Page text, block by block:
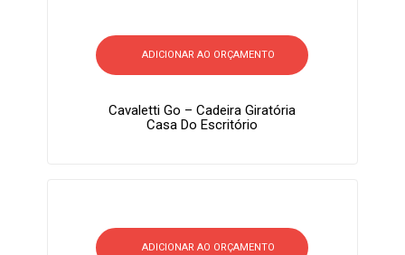
ADICIONAR AO ORÇAMENTO
Cavaletti Go – Cadeira Giratória
Casa Do Escritório
ADICIONAR AO ORÇAMENTO